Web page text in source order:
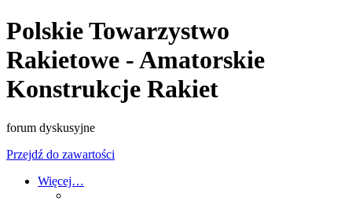
Polskie Towarzystwo
Rakietowe - Amatorskie
Konstrukcje Rakiet
forum dyskusyjne
Przejdź do zawartości
Więcej…